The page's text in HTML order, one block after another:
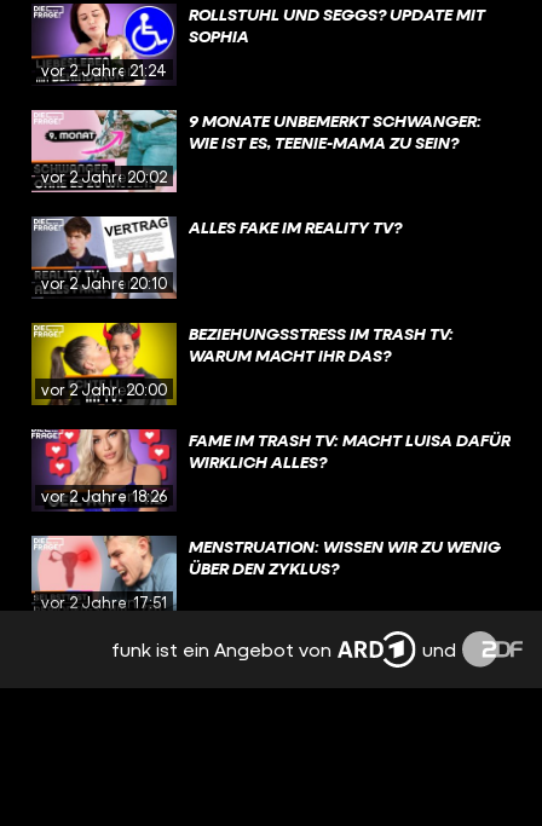
vor 2 Jahren21:24
ROLLSTUHL UND SEGGS? UPDATE MIT
SOPHIA
vor 2 Jahren20:02
9 MONATE UNBEMERKT SCHWANGER:
WIE IST ES, TEENIE-MAMA ZU SEIN?
vor 2 Jahren20:10
ALLES FAKE IM REALITY TV?
vor 2 Jahren20:00
BEZIEHUNGSSTRESS IM TRASH TV:
WARUM MACHT IHR DAS?
vor 2 Jahren18:26
FAME IM TRASH TV: MACHT LUISA DAFÜR
WIRKLICH ALLES?
vor 2 Jahren17:51
MENSTRUATION: WISSEN WIR ZU WENIG
ÜBER DEN ZYKLUS?
EMOTIONEN, TRENNUNG,
NERVENZUSAMMENBRUCH: PMS
funk ist ein Angebot von und